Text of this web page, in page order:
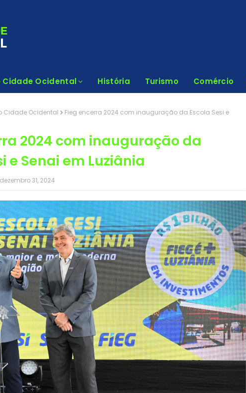
Cidade Ocidental História Turismo Comércio
Cidade Ocidental
Fieg encerra 2024 com inauguração da Escola Sesi e
2024 com inauguração da
e Senai em Luziânia
dezembro 31, 2024